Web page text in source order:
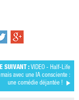
SUIVANT : VIDEO - Half-Life
mais avec une IA consciente :
une comédie déjantée !